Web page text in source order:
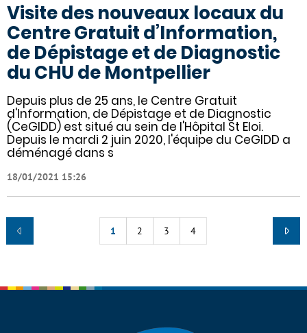
Visite des nouveaux locaux du
Centre Gratuit d’Information,
de Dépistage et de Diagnostic
du CHU de Montpellier
Depuis plus de 25 ans, le Centre Gratuit
d'Information, de Dépistage et de Diagnostic
(CeGIDD) est situé au sein de l'Hôpital St Eloi.
Depuis le mardi 2 juin 2020, l'équipe du CeGIDD a
déménagé dans s
18/01/2021 15:26
1 2 3 4